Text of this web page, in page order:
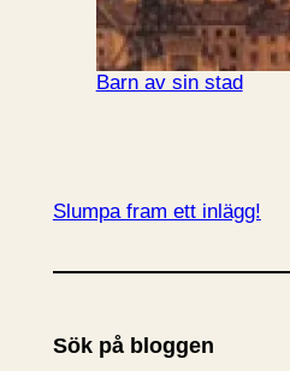
Barn av sin stad
Slumpa fram ett inlägg!
Sök på bloggen